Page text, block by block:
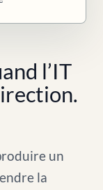
l’IT
un
la